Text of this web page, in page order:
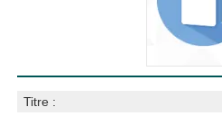
Titre :